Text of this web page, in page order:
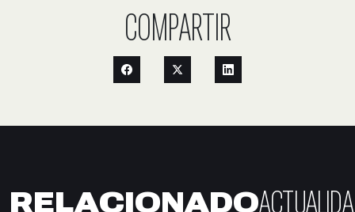
COMPARTIR
RELACIONADO